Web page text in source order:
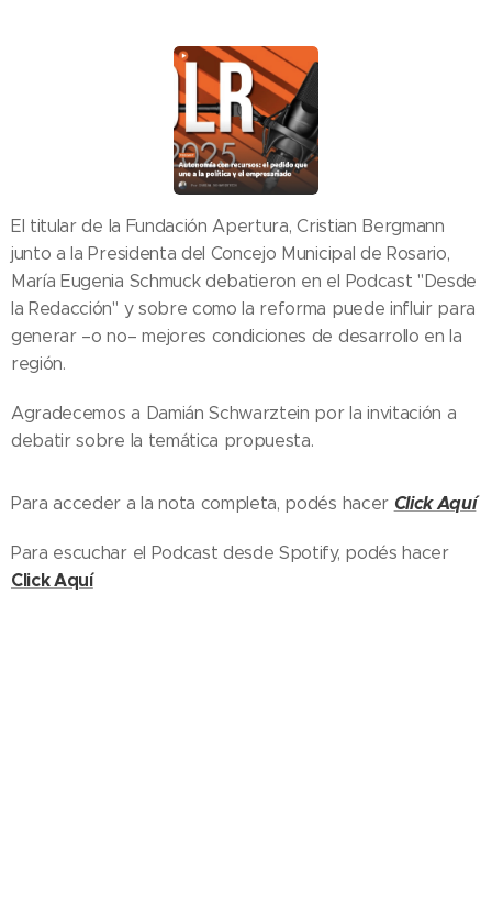
El titular de la Fundación Apertura, Cristian Bergmann
junto a la Presidenta del Concejo Municipal de Rosario,
María Eugenia Schmuck debatieron en el Podcast "Desde
la Redacción" y sobre como la reforma puede influir para
generar –o no– mejores condiciones de desarrollo en la
región.
Agradecemos a Damián Schwarztein por la invitación a
debatir sobre la temática propuesta.
Para acceder a la nota completa, podés hacer Click Aquí
Para escuchar el Podcast desde Spotify, podés hacer
Click Aquí